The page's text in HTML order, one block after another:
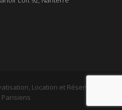
Location et Réservation de
Parisiens